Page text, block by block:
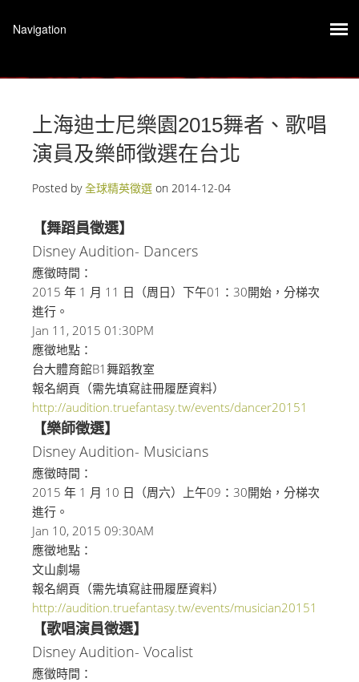
上海迪士尼樂園2015舞者、歌唱
演員及樂師徵選在台北
Posted by全球精英徵選 on 2014-12-04
【舞蹈員徵選】
Disney Audition- Dancers
應徵時間：
2015 年 1 月 11 日（周日）下午01：30開始，分梯次
進行。
Jan 11, 2015 01:30PM
應徵地點：
台大體育館B1舞蹈教室
報名網頁（需先填寫註冊履歷資料）
http://audition.truefantasy.tw/events/dancer20151
【樂師徵選】
Disney Audition- Musicians
應徵時間：
2015 年 1 月 10 日（周六）上午09：30開始，分梯次
進行。
Jan 10, 2015 09:30AM
應徵地點：
文山劇場
報名網頁（需先填寫註冊履歷資料）
http://audition.truefantasy.tw/events/musician20151
【歌唱演員徵選】
Disney Audition- Vocalist
應徵時間：